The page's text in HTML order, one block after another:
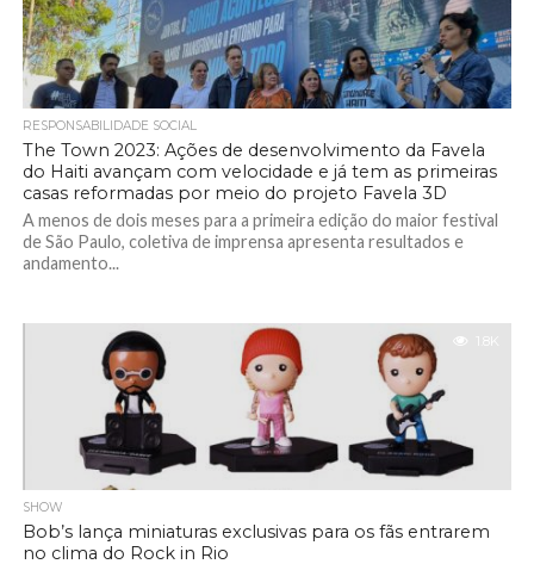
RESPONSABILIDADE SOCIAL
The Town 2023: Ações de desenvolvimento da Favela
do Haiti avançam com velocidade e já tem as primeiras
casas reformadas por meio do projeto Favela 3D
A menos de dois meses para a primeira edição do maior festival
de São Paulo, coletiva de imprensa apresenta resultados e
andamento...
1.8K
SHOW
Bob’s lança miniaturas exclusivas para os fãs entrarem
no clima do Rock in Rio